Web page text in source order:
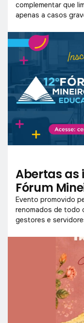
complementar que
apenas a casos
Abertas as
Fórum
Evento promovido
renomados de todo
gestores e